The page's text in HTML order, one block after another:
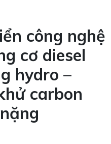
công nghệ
cơ diesel
hydro –
carbon